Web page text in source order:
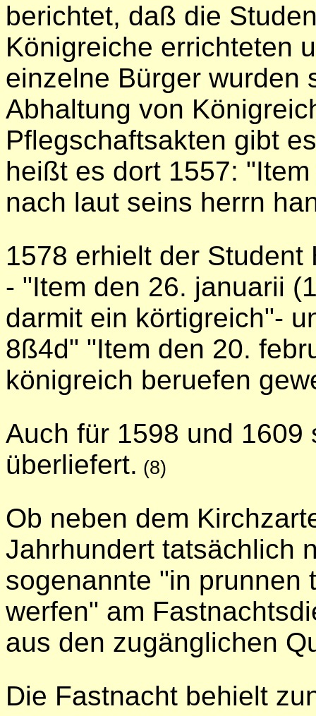
berichtet, daß die
Königreiche errichteten
einzelne Bürger wurden
Abhaltung von
Pflegschaftsakten gibt
heißt es dort 1557:
nach laut seins herrn
1578 erhielt der
- "Item den 26. januarii
darmit ein körtigreich"-
8ß4d" "Item den 20.
königreich beruefen
Auch für 1598 und 1609
überliefert. (8)
Ob neben dem
Jahrhundert tatsächlich
sogenannte "in prunnen
werfen" am
aus den zugänglichen
Die Fastnacht behielt